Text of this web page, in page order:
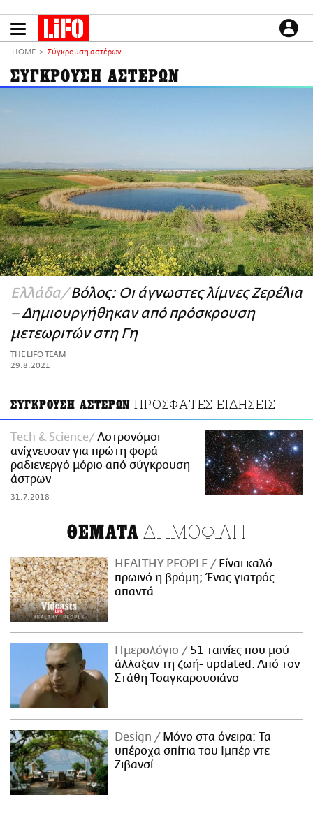
το
LIFO SHOP
NEWSLETTER
ΜΙΚΡΟΠΡΑΓΜΑΤΑ
THE GOOD LIFO
LIFOLAND
CITY GUIDE
ΑΜΠΑ
PRINT
ΕΙΔΗΣΕΙΣ
CULTURE
Plus
HOME Σύγκρουση αστέρων
ΣΥΓΚΡΟΥΣΗ ΑΣΤΕΡΩΝ
Ελλάδα Βόλος: Οι άγνωστες λίμνες Ζερέλια
– Δημιουργήθηκαν από πρόσκρουση
μετεωριτών στη Γη
THE LIFO TEAM
29.8.2021
ΣΥΓΚΡΟΥΣΗ ΑΣΤΕΡΩΝ ΠΡΟΣΦΑΤΕΣ ΕΙΔΗΣΕΙΣ
Τech & Science
Αστρονόμοι
ανίχνευσαν για πρώτη φορά
ραδιενεργό μόριο από σύγκρουση
άστρων
31.7.2018
ΘΕΜΑΤΑ ΔΗΜΟΦΙΛΗ
HEALTHY PEOPLE
Είναι καλό
πρωινό η βρόμη; Ένας γιατρός
απαντά
Ημερολόγιο
51 ταινίες που μού
άλλαξαν τη ζωή- updated. Aπό τον
Στάθη Τσαγκαρουσιάνο
Design
Μόνο στα όνειρα: Τα
υπέροχα σπίτια του Ιμπέρ ντε
Ζιβανσί